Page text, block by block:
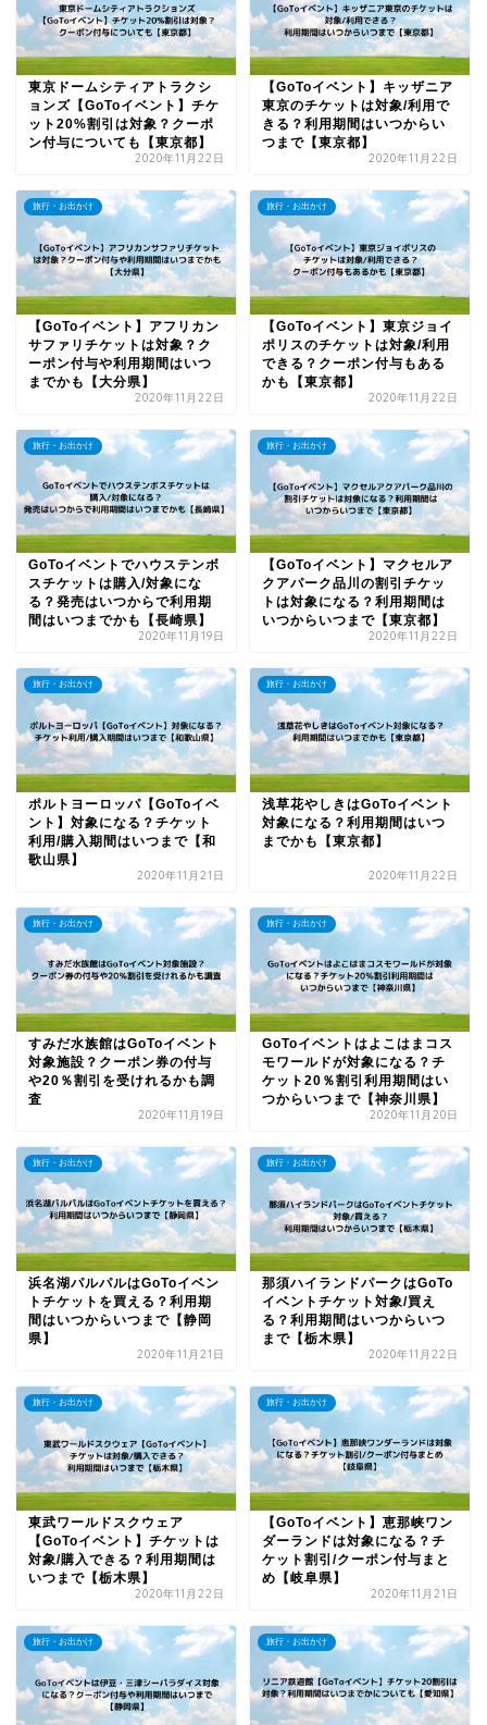
東京ドームシティアトラクシ
ョンズ【GoToイベント】チケ
ット20%割引は対象？クーポ
ン付与についても【東京都】
2020年11月22日
【GoToイベント】キッザニア
東京のチケットは対象/利用で
きる？利用期間はいつからい
つまで【東京都】
2020年11月22日
旅行・お出かけ
【GoToイベント】アフリカン
サファリチケットは対象？ク
ーポン付与や利用期間はいつ
までかも【大分県】
2020年11月22日
旅行・お出かけ
【GoToイベント】東京ジョイ
ポリスのチケットは対象/利用
できる？クーポン付与もある
かも【東京都】
2020年11月22日
旅行・お出かけ
GoToイベントでハウステンボ
スチケットは購入/対象にな
る？発売はいつからで利用期
間はいつまでかも【長崎県】
2020年11月19日
旅行・お出かけ
【GoToイベント】マクセルア
クアパーク品川の割引チケッ
トは対象になる？利用期間は
いつからいつまで【東京都】
2020年11月22日
旅行・お出かけ
ポルトヨーロッパ【GoToイベ
ント】対象になる？チケット
利用/購入期間はいつまで【和
歌山県】
2020年11月21日
旅行・お出かけ
浅草花やしきはGoToイベント
対象になる？利用期間はいつ
までかも【東京都】
2020年11月22日
旅行・お出かけ
すみだ水族館はGoToイベント
対象施設？クーポン券の付与
や20％割引を受けれるかも調
査
2020年11月19日
旅行・お出かけ
GoToイベントはよこはまコス
モワールドが対象になる？チ
ケット20％割引利用期間はい
つからいつまで【神奈川県】
2020年11月20日
旅行・お出かけ
浜名湖パルパルはGoToイベン
トチケットを買える？利用期
間はいつからいつまで【静岡
県】
2020年11月21日
旅行・お出かけ
那須ハイランドパークはGoTo
イベントチケット対象/買え
る？利用期間はいつからいつ
まで【栃木県】
2020年11月22日
旅行・お出かけ
東武ワールドスクウェア
【GoToイベント】チケットは
対象/購入できる？利用期間は
いつまで【栃木県】
2020年11月22日
旅行・お出かけ
【GoToイベント】恵那峡ワン
ダーランドは対象になる？チ
ケット割引/クーポン付与まと
め【岐阜県】
2020年11月21日
旅行・お出かけ 旅行・お出かけ